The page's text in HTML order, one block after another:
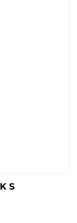
S